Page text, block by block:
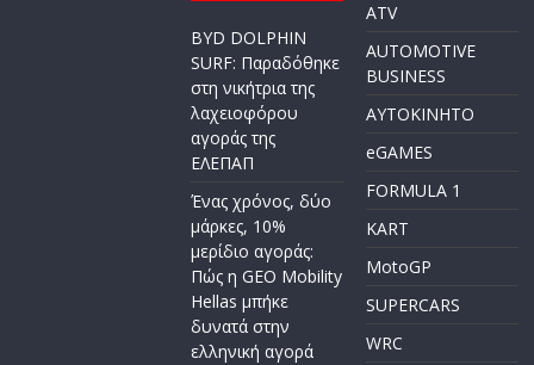
BYD DOLPHIN
SURF: Παραδόθηκε
στη νικήτρια της
λαχειοφόρου
αγοράς της
ΕΛΕΠΑΠ
Ένας χρόνος, δύο
μάρκες, 10%
μερίδιο αγοράς:
Πώς η GEO Mobility
Hellas μπήκε
δυνατά στην
ελληνική αγορά
ATV
AUTOMOTIVE
BUSINESS
AYTOKINHTO
eGAMES
FORMULA 1
KART
MotoGP
SUPERCARS
WRC